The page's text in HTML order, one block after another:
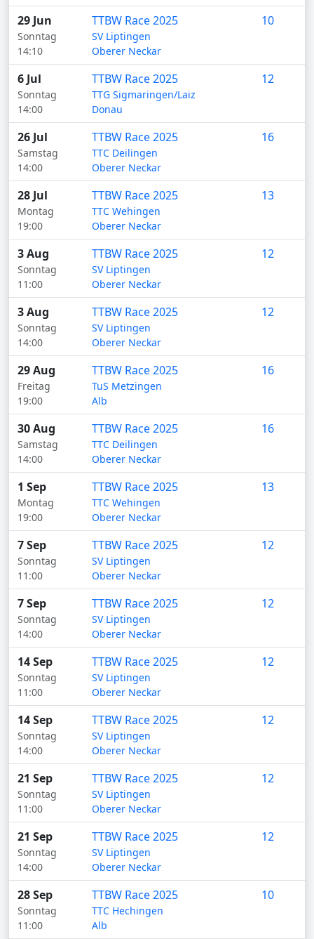
29 Jun
Sonntag
14:10
TTBW Race 2025
SV Liptingen
Oberer Neckar
10
6 Jul
Sonntag
14:00
TTBW Race 2025
TTG Sigmaringen/Laiz
Donau
12
26 Jul
Samstag
14:00
TTBW Race 2025
TTC Deilingen
Oberer Neckar
16
28 Jul
Montag
19:00
TTBW Race 2025
TTC Wehingen
Oberer Neckar
13
3 Aug
Sonntag
11:00
TTBW Race 2025
SV Liptingen
Oberer Neckar
12
3 Aug
Sonntag
14:00
TTBW Race 2025
SV Liptingen
Oberer Neckar
12
29 Aug
Freitag
19:00
TTBW Race 2025
TuS Metzingen
Alb
16
30 Aug
Samstag
14:00
TTBW Race 2025
TTC Deilingen
Oberer Neckar
16
1 Sep
Montag
19:00
TTBW Race 2025
TTC Wehingen
Oberer Neckar
13
7 Sep
Sonntag
11:00
TTBW Race 2025
SV Liptingen
Oberer Neckar
12
7 Sep
Sonntag
14:00
TTBW Race 2025
SV Liptingen
Oberer Neckar
12
14 Sep
Sonntag
11:00
TTBW Race 2025
SV Liptingen
Oberer Neckar
12
14 Sep
Sonntag
14:00
TTBW Race 2025
SV Liptingen
Oberer Neckar
12
21 Sep
Sonntag
11:00
TTBW Race 2025
SV Liptingen
Oberer Neckar
12
21 Sep
Sonntag
14:00
TTBW Race 2025
SV Liptingen
Oberer Neckar
12
28 Sep
Sonntag
11:00
TTBW Race 2025
TTC Hechingen
Alb
10